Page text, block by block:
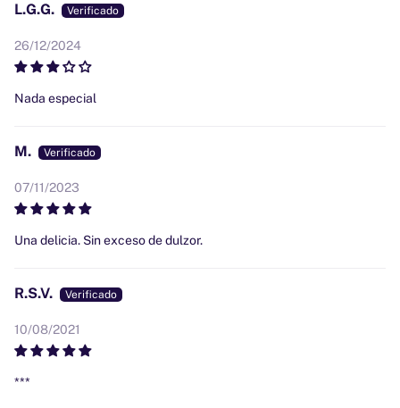
26/12/2024
L.G.G.
Nada especial
07/11/2023
M.
Una delicia. Sin exceso de dulzor.
10/08/2021
R.S.V.
***